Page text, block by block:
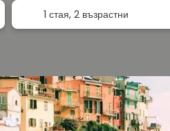
1 стая, 2 възрастни